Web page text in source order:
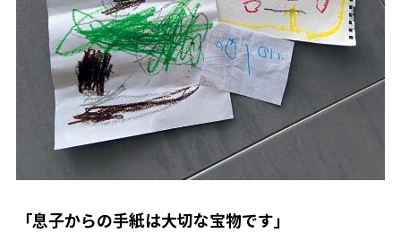
「息子からの手紙は大切な宝物です」